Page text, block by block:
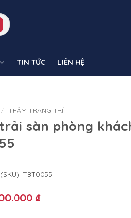
TIN TỨC LIÊN HỆ
/ THẢM TRANG TRÍ
sàn phòng
TBT0055
₫